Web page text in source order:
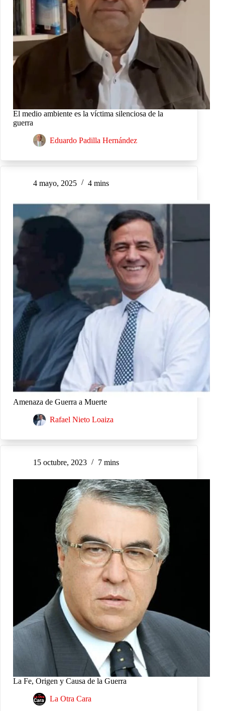
El medio ambiente es la víctima silenciosa de la
guerra
Eduardo Padilla Hernández
4 mayo, 2025 4 mins
Amenaza de Guerra a Muerte
Rafael Nieto Loaiza
15 octubre, 2023 7 mins
La Fe, Origen y Causa de la Guerra
La Otra Cara